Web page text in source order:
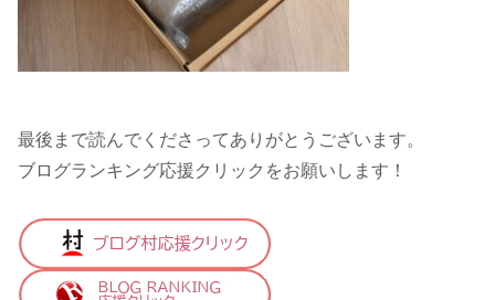
最後まで読んでくださってありがとうございます。
ブログランキング応援クリックをお願いします！